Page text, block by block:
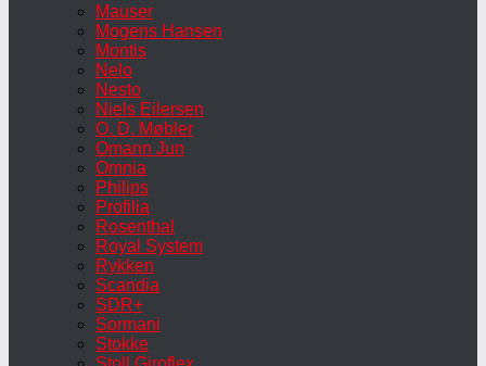
Mauser
Mogens Hansen
Montis
Nelo
Nesto
Niels Eilersen
O. D. Møbler
Omann Jun
Omnia
Philips
Profilia
Rosenthal
Royal System
Rykken
Scandia
SDR+
Sormani
Stokke